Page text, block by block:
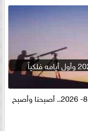
أذكار الصباح الأحد 9-8- 2026.. أصبحنا وأصبح